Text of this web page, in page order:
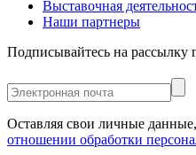
Выставочная
Наши партнеры
Подписывайтесь на рассылку
Оставляя свои личные
отношении обработки